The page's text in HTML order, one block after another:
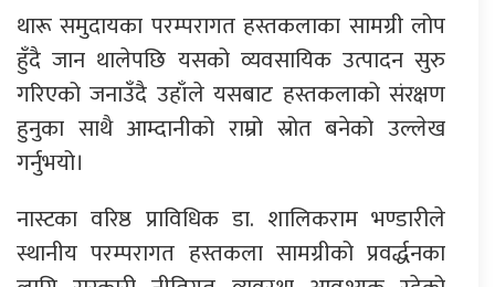
थारू समुदायका परम्परागत हस्तकलाका सामग्री लोप
हुँदै जान थालेपछि यसको व्यवसायिक उत्पादन सुरु
गरिएको जनाउँदै उहाँले यसबाट हस्तकलाको संरक्षण
हुनुका साथै आम्दानीको राम्रो स्रोत बनेको उल्लेख
गर्नुभयो।
नास्टका वरिष्ठ प्राविधिक डा. शालिकराम भण्डारीले
स्थानीय परम्परागत हस्तकला सामग्रीको प्रवर्द्धनका